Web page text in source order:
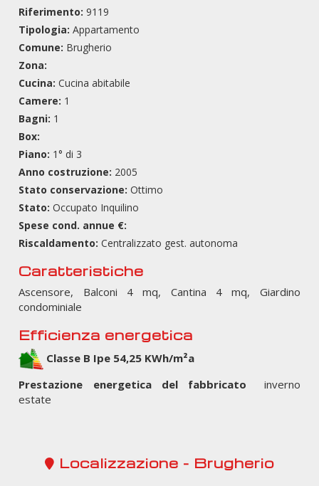
Riferimento: 9119
Tipologia: Appartamento
Comune: Brugherio
Zona:
Cucina: Cucina abitabile
Camere: 1
Bagni: 1
Box:
Piano: 1° di 3
Anno costruzione: 2005
Stato conservazione: Ottimo
Stato: Occupato Inquilino
Spese cond. annue €:
Riscaldamento: Centralizzato gest. autonoma
Caratteristiche
Ascensore, Balconi 4 mq, Cantina 4 mq, Giardino
condominiale
Efficienza energetica
Classe B Ipe 54,25 KWh/m²a
Prestazione energetica del fabbricato
inverno
estate
Localizzazione - Brugherio